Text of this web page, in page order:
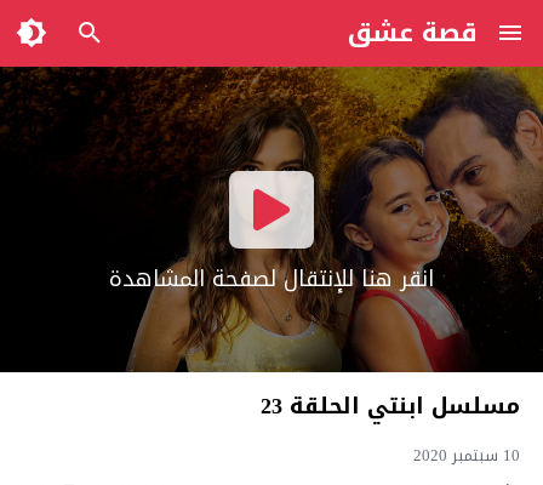
قصة عشق
انقر هنا للإنتقال لصفحة المشاهدة
مسلسل ابنتي الحلقة 23
10 سبتمبر 2020